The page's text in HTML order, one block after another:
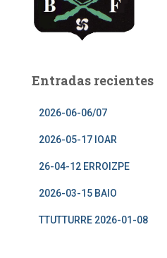
Entradas recientes
2026-06-06/07
2026-05-17 IOAR
26-04-12 ERROIZPE
2026-03-15 BAIO
TTUTTURRE 2026-01-08